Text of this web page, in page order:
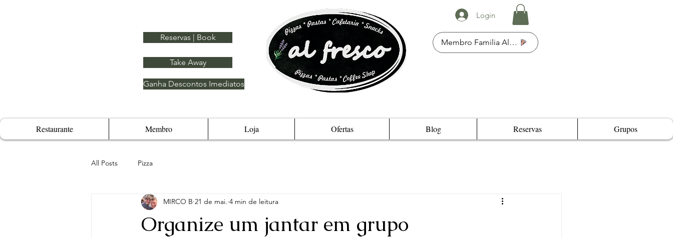
Reservas | Book
Take Away
Ganha Descontos Imediatos
Login
Membro Familia Al Fresco
Restaurante Membro Loja Ofertas Blog Reservas Grupos
All Posts Pizza
Organize um jantar em grupo
MIRCO B 21 de mai. 4 min de leitura